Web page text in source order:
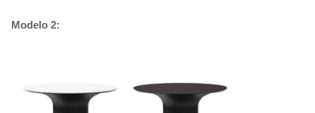
Modelo 2: